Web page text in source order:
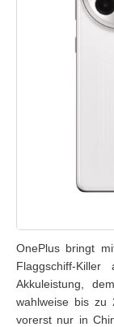
OnePlus bringt
Flaggschiff-
Akkuleistung,
wahlweise bis zu
vorerst nur in